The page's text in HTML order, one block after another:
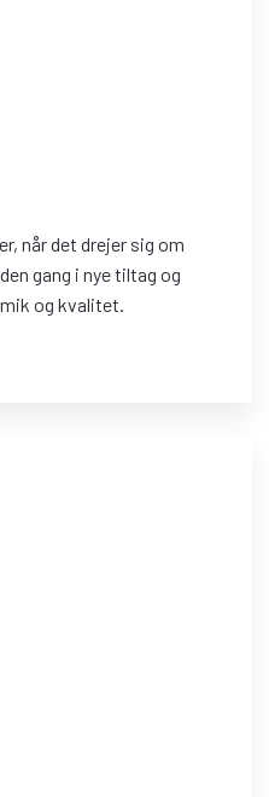
når det drejer sig om
gang i nye tiltag og
og kvalitet.